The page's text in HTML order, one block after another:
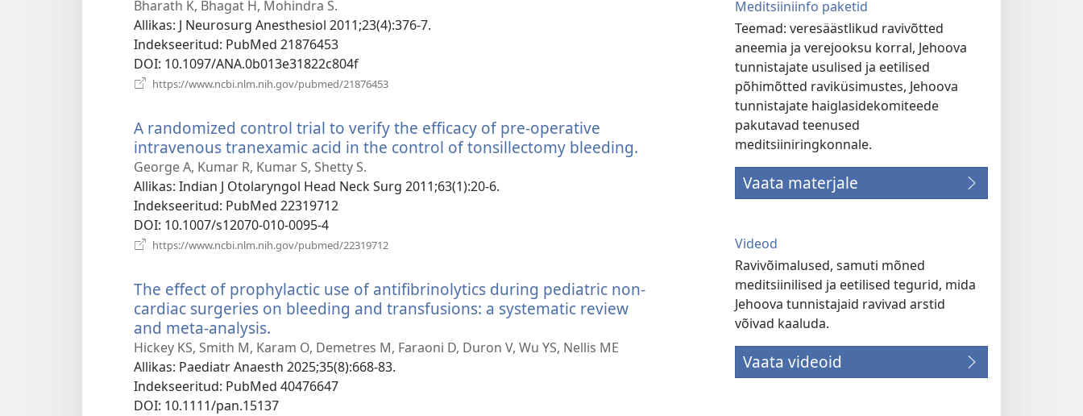
Bharath K, Bhagat H, Mohindra S.
Allikas‎: J Neurosurg Anesthesiol 2011;23(4):376-7.
Indekseeritud‎: PubMed 21876453
DOI‎: 10.1097/ANA.0b013e31822c804f
https://www.ncbi.nlm.nih.gov/pubmed/21876453
A randomized control trial to verify the efficacy of pre-operative
intravenous tranexamic acid in the control of tonsillectomy bleeding.
George A, Kumar R, Kumar S, Shetty S.
Allikas‎: Indian J Otolaryngol Head Neck Surg 2011;63(1):20-6.
Indekseeritud‎: PubMed 22319712
DOI‎: 10.1007/s12070-010-0095-4
https://www.ncbi.nlm.nih.gov/pubmed/22319712
The effect of prophylactic use of antifibrinolytics during pediatric non-
cardiac surgeries on bleeding and transfusions: a systematic review
and meta-analysis.
uue
akna)
Hickey KS, Smith M, Karam O, Demetres M, Faraoni D, Duron V, Wu YS, Nellis ME
Allikas‎: Paediatr Anaesth 2025;35(8):668-83.
Indekseeritud‎: PubMed 40476647
DOI‎: 10.1111/pan.15137
Meditsiiniinfo paketid
Teemad: veresäästlikud ravivõtted
aneemia ja verejooksu korral, Jehoova
tunnistajate usulised ja eetilised
põhimõtted raviküsimustes, Jehoova
tunnistajate haiglasidekomiteede
pakutavad teenused
meditsiiniringkonnale.
Vaata materjale
Videod
Ravivõimalused, samuti mõned
meditsiinilised ja eetilised tegurid, mida
Jehoova tunnistajaid ravivad arstid
võivad kaaluda.
Vaata videoid